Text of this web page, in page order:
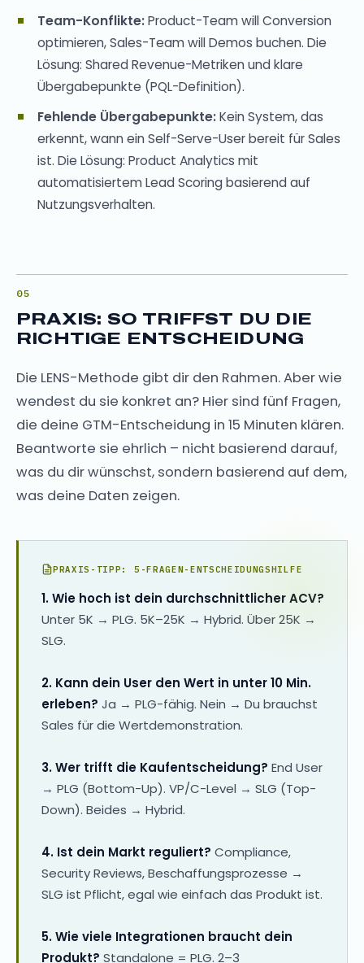
Team-Konflikte:Product-Team will Conversion
optimieren, Sales-Team will Demos buchen. Die
Lösung: Shared Revenue-Metriken und klare
Übergabepunkte (PQL-Definition).
Fehlende Übergabepunkte:Kein System, das
erkennt, wann ein Self-Serve-User bereit für Sales
ist. Die Lösung: Product Analytics mit
automatisiertem Lead Scoring basierend auf
Nutzungsverhalten.
PRAXIS: SO TRIFFST DU DIE
RICHTIGE ENTSCHEIDUNG
Die LENS-Methode gibt dir den Rahmen. Aber wie
wendest du sie konkret an? Hier sind fünf Fragen,
die deine GTM-Entscheidung in 15 Minuten klären.
Beantworte sie ehrlich – nicht basierend darauf,
was du dir wünschst, sondern basierend auf dem,
was deine Daten zeigen.
PRAXIS-TIPP: 5-FRAGEN-ENTSCHEIDUNGSHILFE
1. Wie hoch ist dein durchschnittlicher ACV?
Unter 5K → PLG. 5K–25K → Hybrid. Über 25K →
SLG.
2. Kann dein User den Wert in unter 10 Min.
erleben? Ja → PLG-fähig. Nein → Du brauchst
Sales für die Wertdemonstration.
3. Wer trifft die Kaufentscheidung? End User
→ PLG (Bottom-Up). VP/C-Level → SLG (Top-
Down). Beides → Hybrid.
4. Ist dein Markt reguliert? Compliance,
Security Reviews, Beschaffungsprozesse →
SLG ist Pflicht, egal wie einfach das Produkt ist.
5. Wie viele Integrationen braucht dein
Produkt? Standalone = PLG. 2–3